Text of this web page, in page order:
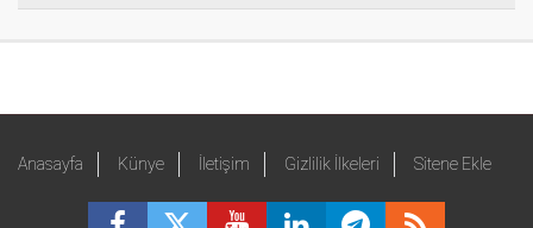
Anasayfa Künye İletişim Gizlilik İlkeleri Sitene Ekle